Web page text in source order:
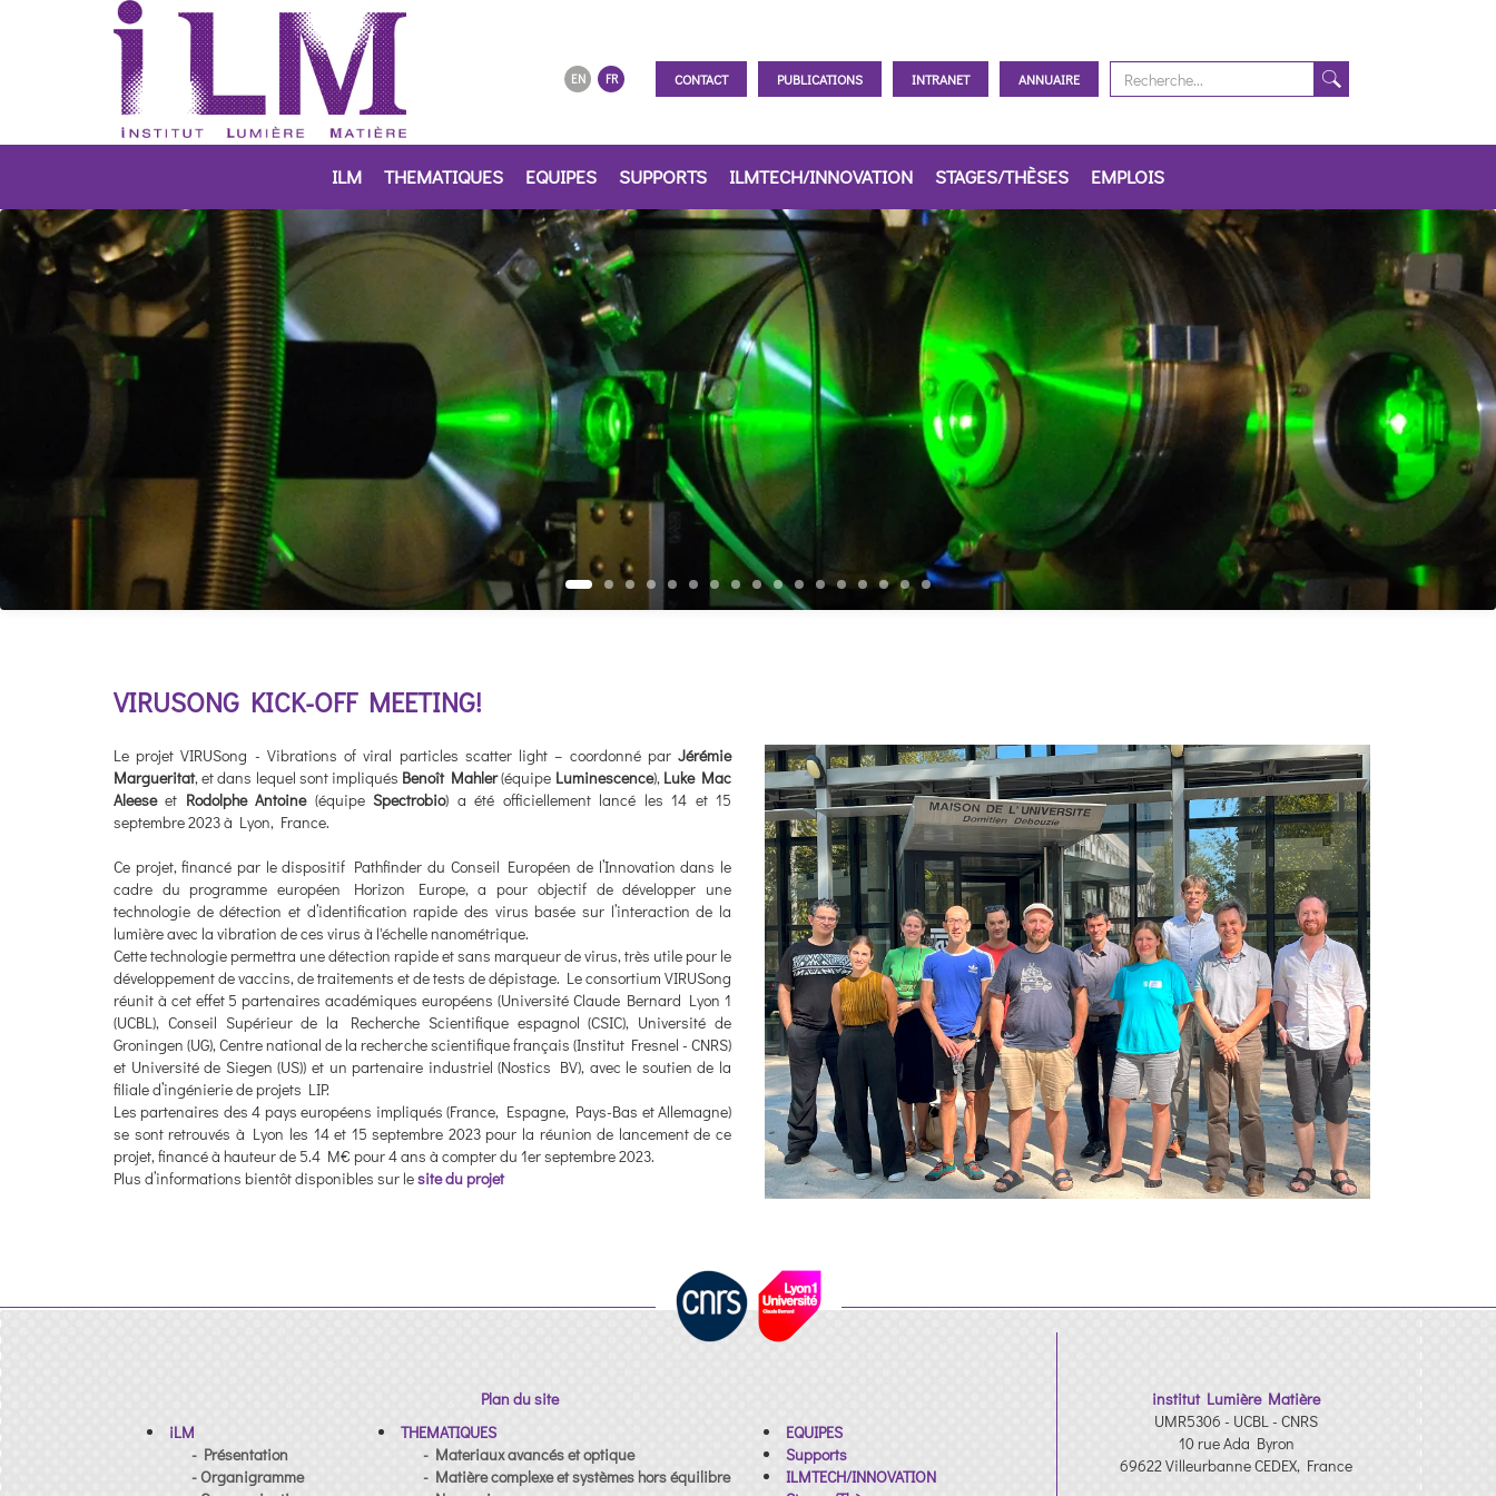
FR
EN CONTACT PUBLICATIONS INTRANET ANNUAIRE
ILM THEMATIQUES EQUIPES SUPPORTS ILMTECH/INNOVATION STAGES/THÈSES EMPLOIS
VIRUSONG KICK-OFF MEETING!
Le projet VIRUSong - Vibrations of viral particles scatter light – coordonné par Jérémie
Margueritat, et dans lequel sont impliqués Benoît Mahler(équipe Luminescence), Luke Mac
Aleeseet Rodolphe Antoine(équipeSpectrobio) a été officiellement lancé les 14 et 15
septembre 2023 à Lyon, France.
Ce projet, financé par le dispositif Pathfinder du Conseil Européen de l’Innovation dans le
cadre du programme européen Horizon Europe, a pour objectif de développer une
technologie de détection et d’identification rapide des virus basée sur l’interaction de la
lumière avec la vibration de ces virus à l'échelle nanométrique.
Cette technologie permettra une détection rapide et sans marqueur de virus, très utile pour le
développement de vaccins, de traitements et de tests de dépistage. Le consortium VIRUSong
réunit à cet effet 5 partenaires académiques européens (Université Claude Bernard Lyon 1
(UCBL), Conseil Supérieur de la Recherche Scientifique espagnol (CSIC), Université de
Groningen (UG), Centre national de la recherche scientifique français (Institut Fresnel - CNRS)
et Université de Siegen (US)) et un partenaire industriel (Nostics BV), avec le soutien de la
filiale d’ingénierie de projets LIP.
Les partenaires des 4 pays européens impliqués (France, Espagne, Pays-Bas et Allemagne)
se sont retrouvés à Lyon les 14 et 15 septembre 2023 pour la réunion de lancement de ce
projet, financé à hauteur de 5.4 M€ pour 4 ans à compter du 1er septembre 2023.
Plus d’informations bientôt disponibles sur lesite du projet
Plan du site
iLM
- Présentation
- Organigramme
THEMATIQUES
- Materiaux avancés et optique
- Matière complexe et systèmes hors équilibre
EQUIPES
Supports
ILMTECH/INNOVATION
institut Lumière Matière
UMR5306 - UCBL - CNRS
10 rue Ada Byron
69622 Villeurbanne CEDEX, France